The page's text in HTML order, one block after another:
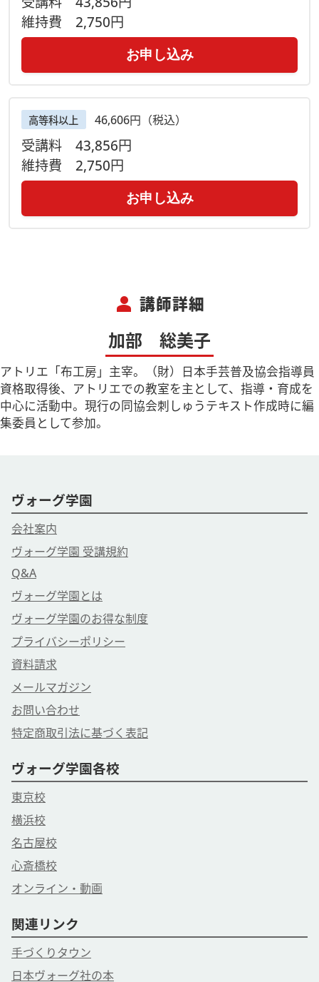
維持費 2,750円
お申し込み
高等科以上 46,606円（税込）
受講料 43,856円
維持費 2,750円
お申し込み
person 講師詳細
加部 総美子
アトリエ「布工房」主宰。（財）日本手芸普及協会指導員
資格取得後、アトリエでの教室を主として、指導・育成を
中心に活動中。現行の同協会刺しゅうテキスト作成時に編
集委員として参加。
ヴォーグ学園
会社案内
ヴォーグ学園 受講規約
Q&A
ヴォーグ学園とは
ヴォーグ学園のお得な制度
プライバシーポリシー
資料請求
メールマガジン
お問い合わせ
特定商取引法に基づく表記
ヴォーグ学園各校
東京校
横浜校
名古屋校
心斎橋校
オンライン・動画
関連リンク
手づくりタウン
日本ヴォーグ社の本